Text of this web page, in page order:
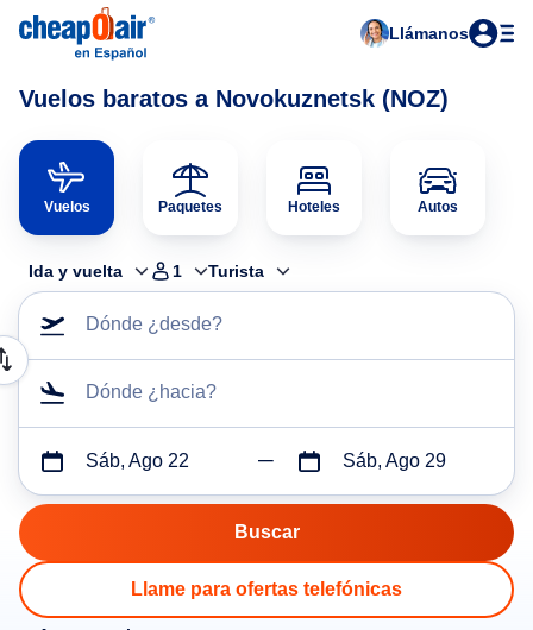
Llámanos
Vuelos baratos a Novokuznetsk (NOZ)
Vuelos Paquetes Hoteles Autos
Ida y vuelta 1 Turista
Dónde ¿desde?
Dónde ¿hacia?
Sáb, Ago 22 Sáb, Ago 29
Llame para ofertas telefónicas